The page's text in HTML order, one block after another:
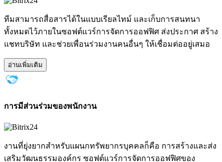
ทีมสามารถสื่อสารได้ในแบบเรียลไทม์ และเก็บการสนทนา
ทั้งหมดไว้ภายในซอฟต์แวร์การจัดการออฟฟิศ ส่งประกาศ สร้าง
แชทบริษัท และช่วยเพื่อนร่วมงานคนอื่นๆ ให้เชื่อมต่ออยู่เสมอ
อ่านเพิ่มเติม
การมีส่วนร่วมของพนักงาน
งานที่ยุ่งยากสำหรับแผนกทรัพยากรบุคคลก็คือ การสร้างและส่ง
เสริมวัฒนธรรมองค์กร ซอฟต์แวร์การจัดการออฟฟิศของ